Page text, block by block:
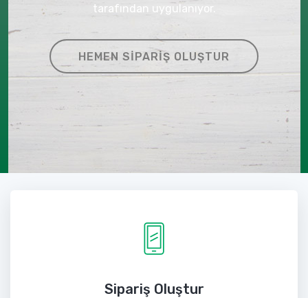
tarafından uygulanıyor.
HEMEN SIPARIŞ OLUŞTUR
Sipariş Oluştur